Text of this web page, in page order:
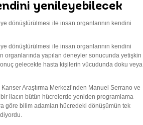
yenileyebilecek
dönüştürülmesi ile insan organlarının kendini
dönüştürülmesi ile insan organlarının kendini
organlarında yapılan deneyler sonucunda yetişkin
gelecekte hasta kişilerin vücudunda doku veya
Araştırma Merkezi’nden Manuel Serrano ve
ilacın bütün hücrelerde yeniden programlama
göre bilim adamları hücredeki dönüşümün tek